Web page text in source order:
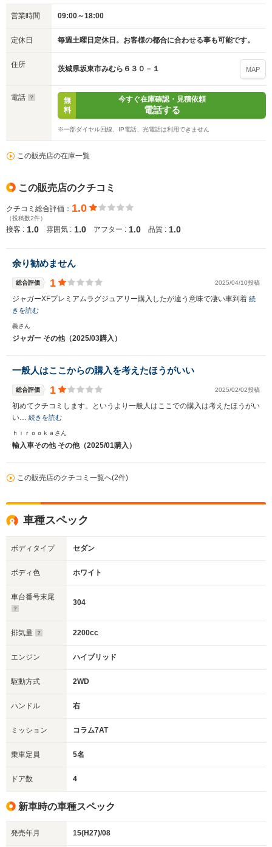
営業時間 09:00～18:00
定休日 毎週土曜日定休日。お客様の都合に合わせる事も可能です。
住所 茨城県坂東市みむら６３０－１ MAP
電話
無
料
今すぐ在庫確認・見積依頼
電話する
※一部ダイヤル回線、IP電話、光電話は利用できません
この販売店の在庫一覧
この販売店のクチコミ
クチコミ総合評価： 1.0
（投稿数2件）
接客 : 1.0 雰囲気 : 1.0 アフター : 1.0 品質 : 1.0
余り勧めません
総合評価 1 2025/04/10投稿
ジャガーXFプレミアムラグジュアリー購入したが違う意味で凄い車到着 続
きを読む
義さん
ジャガー その他（2025/03購入）
一般人はここからの購入を考えたほうがいい
総合評価 1 2025/02/02投稿
初めてクチコミします。というより一般人はここでの購入は考えたほうがい
い… 続きを読む
ｈｉｒｏｏｋａさん
輸入車その他 その他（2025/01購入）
この販売店のクチコミ一覧へ(2件)
車種スペック
ボディタイプ セダン
ボディ色 ホワイト
車台番号末尾
304
排気量 2200cc
エンジン ハイブリッド
駆動方式 2WD
ハンドル 右
ミッション コラム7AT
乗車定員 5名
ドア数 4
新車時の車種スペック
発売年月 15(H27)/08
入力途中の情報を保存しますか？
※次回問い合わせをする際に自動入力されます
いいえ